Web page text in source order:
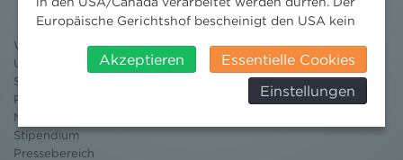
Newsletter
3 Minuten Umweltrecht
Willkommen Umweltrecht
Umweltrechtsblog
Seminare
Publikationen
Moot Court
Stipendium
Pressebereich
Europäische Gerichtshof bescheinigt den USA kein
insbesondere das Risiko, dass ihre Daten durch US-
Behörden, zu Kontroll- und zu
Überwachungszwecken, verarbeitet werden und
werden können. Zudem finden Sie am
Bildschirmrand ein Cookie-Icon wo Sie jederzeit Ihre
Akzeptieren
Essentielle Cookies
Einstellungen